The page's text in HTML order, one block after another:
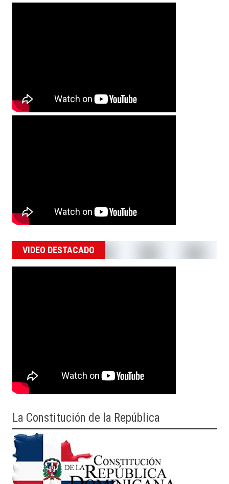
VIDEO DESTACADO
La Constitución de la República